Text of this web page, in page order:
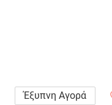
Έξυπνη Αγορά